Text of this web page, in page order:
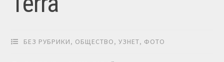
БЕЗ РУБРИКИ, ОБЩЕСТВО,УЗНЕТ, ФОТО